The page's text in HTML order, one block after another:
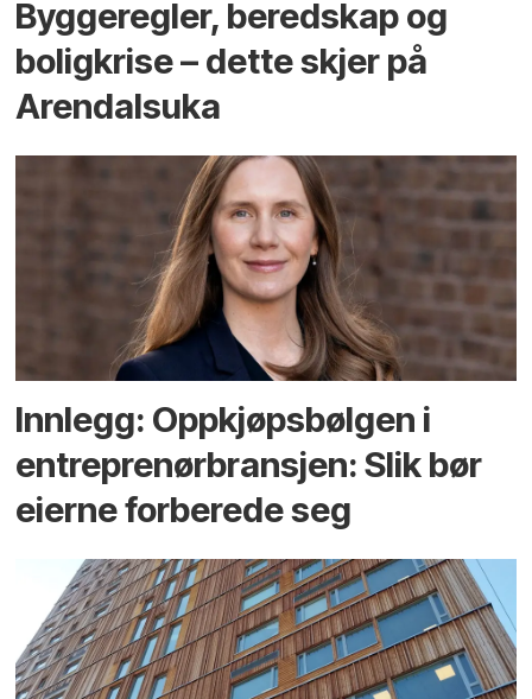
Bygge­regler, beredskap og
bolig­krise – dette skjer på
Arendals­uka
Innlegg: Oppkjøps­bølgen i
entreprenør­bransjen: Slik bør
eierne forberede seg